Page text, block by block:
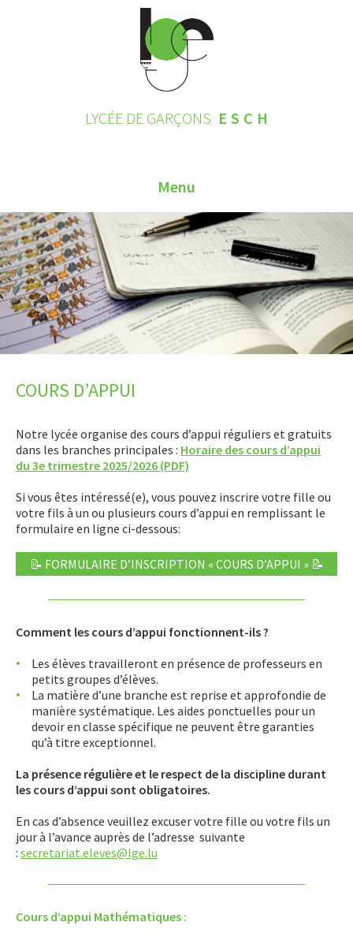
LYCÉE DE GARÇONS ESCH
Menu
HOME
CONTACT
INSCRIPTIONS 2026
LE LYCÉE
ACTUALITÉ
AGENDA
ACTIVITÉS
SERVICES
Branches
Examen de fin d’études
Cours à option (3e-1re)
Cours d’appui
Études surveillées
Schüler Hëllefe Schüler
COURS D’APPUI
Notre lycée organise des cours d’appui réguliers et gratuits
dans les branches principales : Horaire des cours d’appui
du 3e trimestre 2025/2026 (PDF)
Si vous êtes intéressé(e), vous pouvez inscrire votre fille ou
votre fils à un ou plusieurs cours d’appui en remplissant le
formulaire en ligne ci-dessous:
📝 FORMULAIRE D’INSCRIPTION « COURS D’APPUI » 📝
Comment les cours d’appui fonctionnent-ils ?
Les élèves travailleront en présence de professeurs en
petits groupes d’élèves.
La matière d’une branche est reprise et approfondie de
manière systématique. Les aides ponctuelles pour un
devoir en classe spécifique ne peuvent être garanties
qu’à titre exceptionnel.
La présence régulière et le respect de la discipline durant
les cours d’appui sont obligatoires.
En cas d’absence veuillez excuser votre fille ou votre fils un
jour à l’avance auprès de l’adresse suivante
: secretariat.eleves@lge.lu
Cours d’appui Mathématiques :